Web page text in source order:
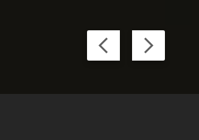
Previous
slide
Next
slide